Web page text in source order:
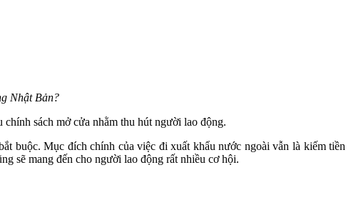
Nhật Bản?
sách mở cửa nhằm thu hút người lao động.
buộc. Mục đích chính của việc đi xuất khẩu nước ngoài vẫn là kiếm tiền
sẽ mang đến cho người lao động rất nhiều cơ hội.